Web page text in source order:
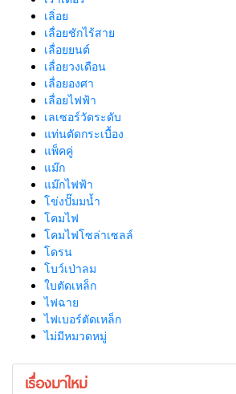
เลิ่อย
เลื่อยชักไร้สาย
เลื่อยยนต์
เลื่อยวงเดือน
เลื่อยองศา
เลื่อยไฟฟ้า
เลเซอร์วัดระดับ
แท่นตัดกระเบื้อง
แพ็คคู่
แม๊ก
แม๊กไฟฟ้า
โข่งปั๊มมน้ำ
โคมไฟ
โคมไฟโซล่าเซลล์
โดรน
โบว์เป่าลม
ใบตัดเหล็ก
ไฟฉาย
ไฟเบอร์ตัดเหล็ก
ไม่มีหมวดหมู่
เรื่องมาใหม่